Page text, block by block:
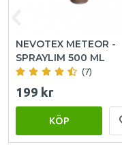
NEVOTEX METEOR -
SPRAYLIM 500 ML
(7)
199 kr
KÖP